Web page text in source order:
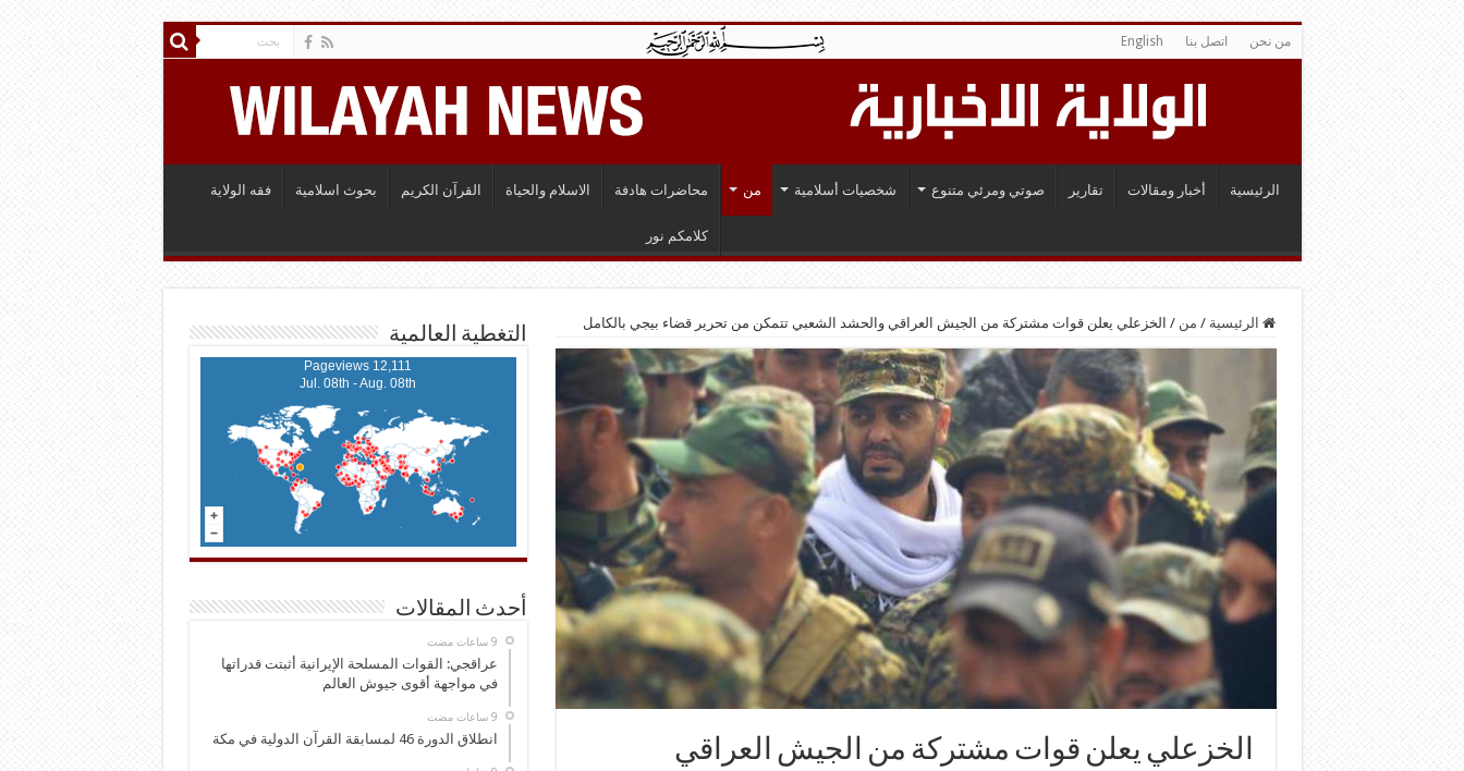
من نحن اتصل بنا English
الرئيسية أخبار ومقالات تقارير صوتي ومرئي متنوع شخصيات أسلامية من محاضرات هادفة الاسلام والحياة القرآن الكريم بحوث اسلامية فقه الولاية
كلامكم نور
الرئيسية / من / الخزعلي يعلن قوات مشتركة من الجيش العراقي والحشد الشعبي تتمكن من تحرير قضاء بيجي بالكامل
الخزعلي يعلن قوات مشتركة من الجيش العراقي
التغطية العالمية
12,111 Pageviews
Jul. 08th - Aug. 08th
أحدث المقالات
عراقجي: القوات المسلحة الإيرانية أثبتت قدراتها
في مواجهة أقوى جيوش العالم
انطلاق الدورة 46 لمسابقة القرآن الدولية في مكة